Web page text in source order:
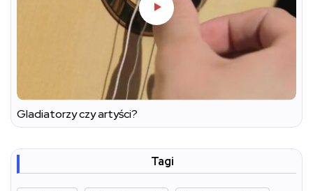
Gladiatorzy czy artyści?
Tagi